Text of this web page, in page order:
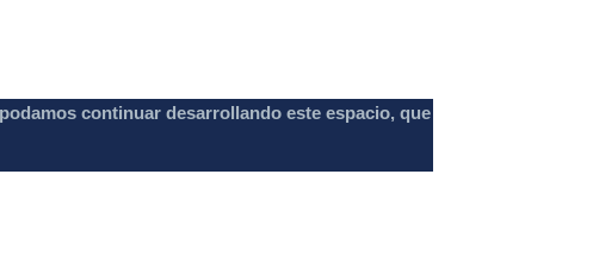
continuar desarrollando este espacio, que